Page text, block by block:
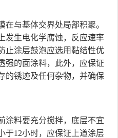
与基体交界处局部积聚。
发生电化学腐蚀，反应速率
止涂层鼓泡应选用黏结性优
强的面涂料，此外，应保证
的锈迹及任何杂物，并确保
涂料要充分搅拌，底层不宜
于12小时，应保证上道涂层